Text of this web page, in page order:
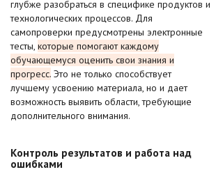
глубже разобраться в специфике продуктов и
технологических процессов. Для
самопроверки предусмотрены электронные
тесты, которые помогают каждому
обучающемуся оценить свои знания и
прогресс. Это не только способствует
лучшему усвоению материала, но и дает
возможность выявить области, требующие
дополнительного внимания.
Контроль результатов и работа над
ошибками